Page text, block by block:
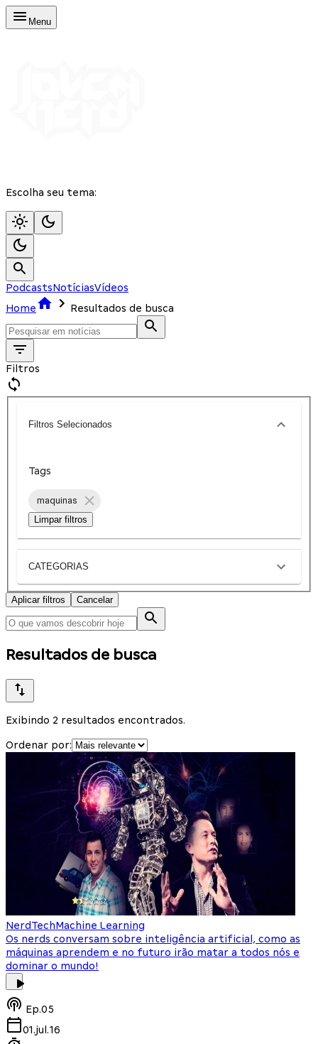
Menu
Escolha seu tema:
PodcastsNotíciasVídeos
Home
Resultados de busca
Filtros
Filtros Selecionados
Tags
maquinas
Limpar filtros
CATEGORIAS
Aplicar filtros Cancelar
Resultados de busca
Exibindo 2 resultados encontrados.
Ordenar por:
NerdTechMachine Learning
Os nerds conversam sobre inteligência artificial, como as
máquinas aprendem e no futuro irão matar a todos nós e
dominar o mundo!
Ep.05
01.jul.16